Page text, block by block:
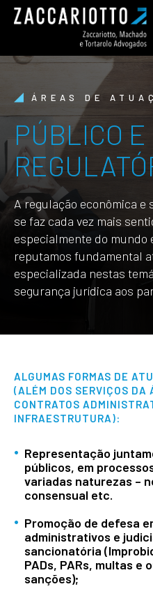
ÁREAS DE
PÚBLICO E
A regulação econômica
se faz cada vez mais
especialmente do mundo
reputamos fundamental
especializada nestas
segurança jurídica aos
ALGUMAS FORMAS DE
(ALÉM DOS SERVIÇOS DA
CONTRATOS
INFRAESTRUTURA):
Representação
públicos, em
variadas naturezas –
consensual etc.
Promoção de defesa
administrativos e
sancionatória
PADs, PARs, multas e
sanções);